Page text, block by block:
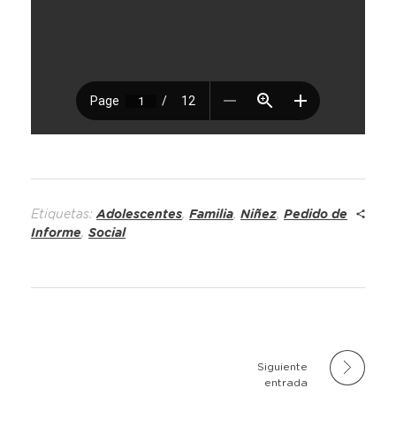
Etiquetas: Adolescentes, Familia, Niñez, Pedido de
Informe, Social
Siguiente
entrada